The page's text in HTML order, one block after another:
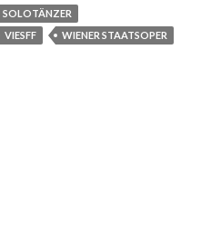
SOLOTÄNZER
VIESFF WIENER STAATSOPER